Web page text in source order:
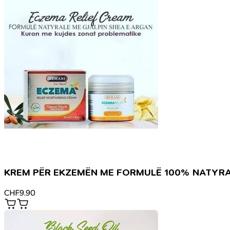
KREM PËR EKZEMËN ME FORMULË 100%
CHF9.90